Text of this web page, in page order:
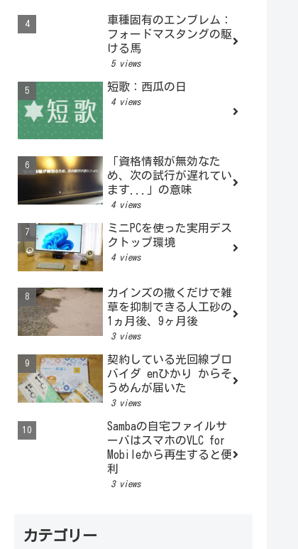
車種固有のエンブレム：
フォードマスタングの駆
ける馬
5 views
短歌：西瓜の日
4 views
「資格情報が無効なた
め、次の試行が遅れてい
ます...」の意味
4 views
ミニPCを使った実用デス
クトップ環境
4 views
カインズの撒くだけで雑
草を抑制できる人工砂の
1ヵ月後、9ヶ月後
3 views
契約している光回線プロ
バイダ enひかり からそ
うめんが届いた
3 views
Sambaの自宅ファイルサ
ーバはスマホのVLC for
Mobileから再生すると便
利
3 views
カテゴリー